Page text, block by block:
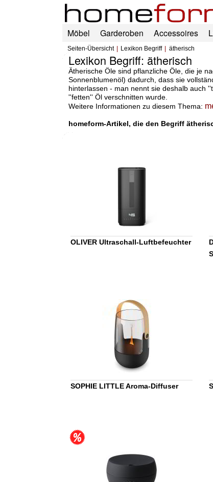
Möbel Garderoben Accessoires
Seiten-Übersicht Lexikon Begriff ätherisch
Lexikon Begriff: ätherisch
Ätherische Öle sind pflanzliche Öle, die je
Sonnenblumenöl) dadurch, dass sie
hinterlassen - man nennt sie deshalb auch
''fetten'' Öl verschnitten wurde.
Weitere Informationen zu diesem Thema:
homeform-Artikel, die den Begriff
OLIVER Ultraschall-Luftbefeuchter
SOPHIE LITTLE Aroma-Diffuser